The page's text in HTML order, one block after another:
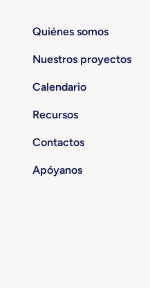
Quiénes somos
Nuestros proyectos
Calendario
Recursos
Contactos
Apóyanos